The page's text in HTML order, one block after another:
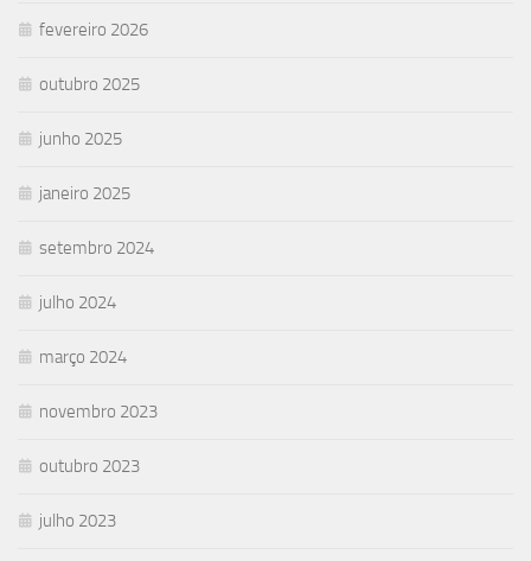
fevereiro 2026
outubro 2025
junho 2025
janeiro 2025
setembro 2024
julho 2024
março 2024
novembro 2023
outubro 2023
julho 2023